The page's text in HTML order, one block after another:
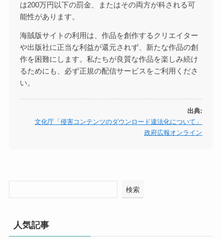
は200万円以下の罰金、またはその両方が科される可
能性があります。
海賊版サイトの利用は、作品を創作するクリエイター
や出版社に正当な利益が還元されず、新たな作品の創
作を困難にします。私たちが良質な作品を楽しみ続け
るためにも、必ず正規の配信サービスをご利用くださ
い。
出典:
文化庁「侵害コンテンツのダウンロード違法化について」
政府広報オンライン
検索
人気記事